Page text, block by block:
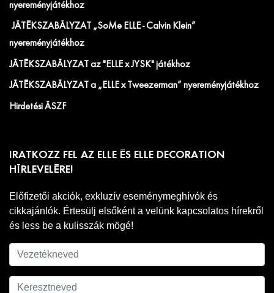
nyereményjátékhoz
JÁTÉKSZABÁLYZAT „SoMe ELLE - Calvin Klein”
nyereményjátékhoz
JÁTÉKSZABÁLYZAT az "ELLE x JYSK" játékhoz
JÁTÉKSZABÁLYZAT a „ELLE x Tweezerman” nyereményjátékhoz
Hirdetési ÁSZF
IRATKOZZ FEL AZ ELLE ÉS ELLE DECORATION
HÍRLEVELÉRE!
Előfizetői akciók, exkluzív eseménymeghívók és
cikkajánlók. Értesülj elsőként a velünk kapcsolatos hírekről
és less be a kulisszák mögé!